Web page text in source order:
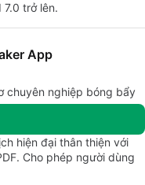
trở lên.
App
chuyên nghiệp bóng bẩy
hiện đại thân thiện với
Cho phép người dùng